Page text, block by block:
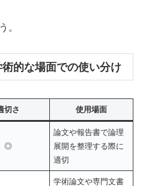
。
的な場面での使い分け
切さ 使用場面
◎
論文や報告書で論理
展開を整理する際に
適切
学術論文や専門文書